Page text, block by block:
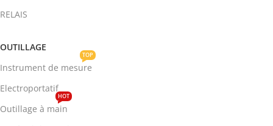
RELAIS
OUTILLAGE
Instrument de mesure
TOP
Electroportatif
Outillage à main
HOT